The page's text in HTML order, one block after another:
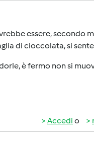
essere, secondo
di cioccolata, si
è fermo non si
Accedi o